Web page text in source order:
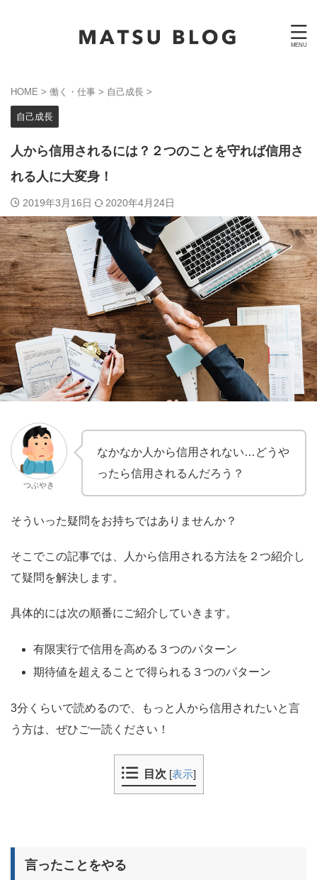
HOME > 働く・仕事 > 自己成長 >
自己成長
人から信用されるには？２つのことを守れば信用さ
れる人に大変身！
2019年3月16日 2020年4月24日
つぶやき
なかなか人から信用されない…どうや
ったら信用されるんだろう？
そういった疑問をお持ちではありませんか？
そこでこの記事では、人から信用される方法を２つ紹介し
て疑問を解決します。
具体的には次の順番にご紹介していきます。
有限実行で信用を高める３つのパターン
期待値を超えることで得られる３つのパターン
3分くらいで読めるので、もっと人から信用されたいと言
う方は、ぜひご一読ください！
目次 [表示]
言ったことをやる